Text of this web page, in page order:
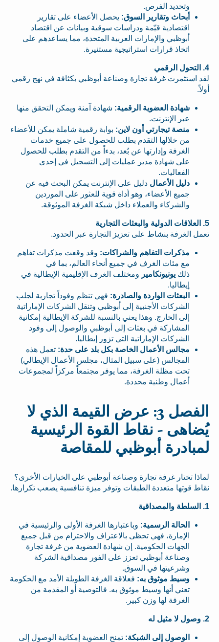
وتحديد الفرص.
أبحاث وتقارير السوق: يحصل الأعضاء على تقارير
اقتصادية قيّمة ودراسات سوقية وبيانات عن اقتصاد
أبوظبي والإمارات العربية المتحدة، مما يساعدهم على
اتخاذ قرارات استراتيجية مستنيرة.
4. التحول الرقمي
لقد استثمرت غرفة تجارة وصناعة أبوظبي بكثافة في نهج رقمي
أولاً.
شهادة العضوية الرقمية: شهادة آمنة ويمكن التحقق منها
عبر الإنترنت.
منصة تيجارتي أون لاين: بوابة رقمية شاملة يمكن للأعضاء
من خلالها التقدم بطلب للحصول على جميع خدمات
الغرفة وإدارتها عن بُعد، بدءاً من التقدم بطلب للحصول
على شهادة مدير عمليات إلى التسجيل في إحدى
الفعاليات.
دليل الأعمال دليل على الإنترنت يمكن البحث فيه عن
جميع الأعضاء، وهو أداة قوية للعثور على الموردين
والشركاء والعملاء داخل شبكة الغرفة الموثوقة.
5. العلاقات الدولية والبعثات التجارية
تعمل الغرفة بنشاط على تعزيز التجارة عبر الحدود.
مذكرات التفاهم والشراكات: وقد وقعت مذكرات تفاهم
مع مئات الغرف في جميع أنحاء العالم، بما في
ذلك يونيونكامير ومختلف الغرف الإقليمية الإيطالية في
إيطاليا.
البعثات الواردة والصادرة: فهي تنظم وفوداً تجارية لجلب
الشركات الأجنبية إلى أبوظبي وتنقل الشركات الإماراتية
إلى الخارج. وهذا يعني بالنسبة للشركة الإيطالية إمكانية
المشاركة في بعثات إلى أبوظبي والوصول إلى وفود
الشركات الإماراتية التي تزور إيطاليا.
مجالس الأعمال الخاصة بكل بلد على حدة: تعمل هذه
المجالس (على سبيل المثال، مجلس الأعمال الإيطالي)
تحت مظلة الغرفة، مما يوفر مجتمعاً مركزاً لمجموعات
أعمال وطنية محددة.
الفصل 3: عرض القيمة الذي لا
يُضاهى - نقاط القوة الرئيسية
لمبادرة أبوظبي للمقاصة
لماذا تختار غرفة تجارة وصناعة أبوظبي على الخيارات الأخرى؟
نقاط قوتها متعددة الطبقات وتوفر ميزة تنافسية يصعب تكرارها.
1. السلطة والمصداقية
الحالة الرسمية: وباعتبارها الغرفة الأولى والرئيسية في
الإمارة، فهي تحظى بالاعتراف والاحترام من قبل جميع
الجهات الحكومية. إن شهادة العضوية من غرفة تجارة
وصناعة أبوظبي تعزز على الفور مصداقية الشركة
وشرعيتها في السوق.
وسيط موثوق به: فعلاقة الغرفة الطويلة الأمد مع الحكومة
تعني أنها وسيط موثوق به. فالتوصية أو المقدمة من
الغرفة لها وزن كبير.
2. وصول لا مثيل له
الوصول إلى الشبكة: تمنح العضوية إمكانية الوصول إلى